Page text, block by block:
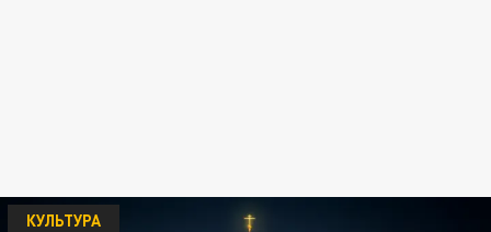
КУЛЬТУРА